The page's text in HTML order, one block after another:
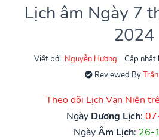
Lịch âm Ngày 7
2024
Viết bởi: Nguyễn Hương
Cập nhật
Reviewed By
Theo dõi Lịch Vạn Niên
Ngày Dương Lịch:
NgàyÂm Lịch: 26-